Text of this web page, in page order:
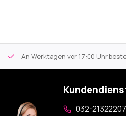
An Werktagen vor 17:00 Uhr
032-